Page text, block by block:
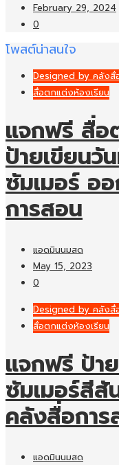
February 29, 2024
0
โพสต์น่าสนใจ
Designed by คลังสื่
สื่อตกแต่งห้องเรียน
แจกฟรี สื่อ
ป้ายเขียนวั
ซัมเมอร์ อ
การสอน
แอดมินนมสด
May 15, 2023
0
Designed by คลังสื่
สื่อตกแต่งห้องเรียน
แจกฟรี ป้า
ซัมเมอร์สีสั
คลังสื่อกา
แอดมินนมสด